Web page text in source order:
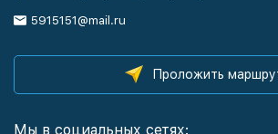
5915151@mail.ru
Проложить
Мы в социальных сетях: